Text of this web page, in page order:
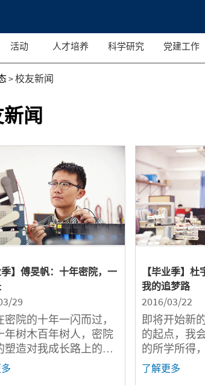
活动 人才培养 科学研究 党建工作
>校友新闻
闻
季】傅旻帆：十年密院，一
29
密院的十年一闪而过，
年树木百年树人，密院
塑造对我成长路上的启
我一生当中弥足珍贵的
离开密院之际有诸多感
【毕业季】杜
我的追梦路
2016/03/22
即将开始新
的起点，我
的所学所得
年，密院始
伴，坚实的港
了解更多